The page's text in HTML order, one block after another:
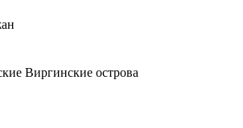
Виргинские острова